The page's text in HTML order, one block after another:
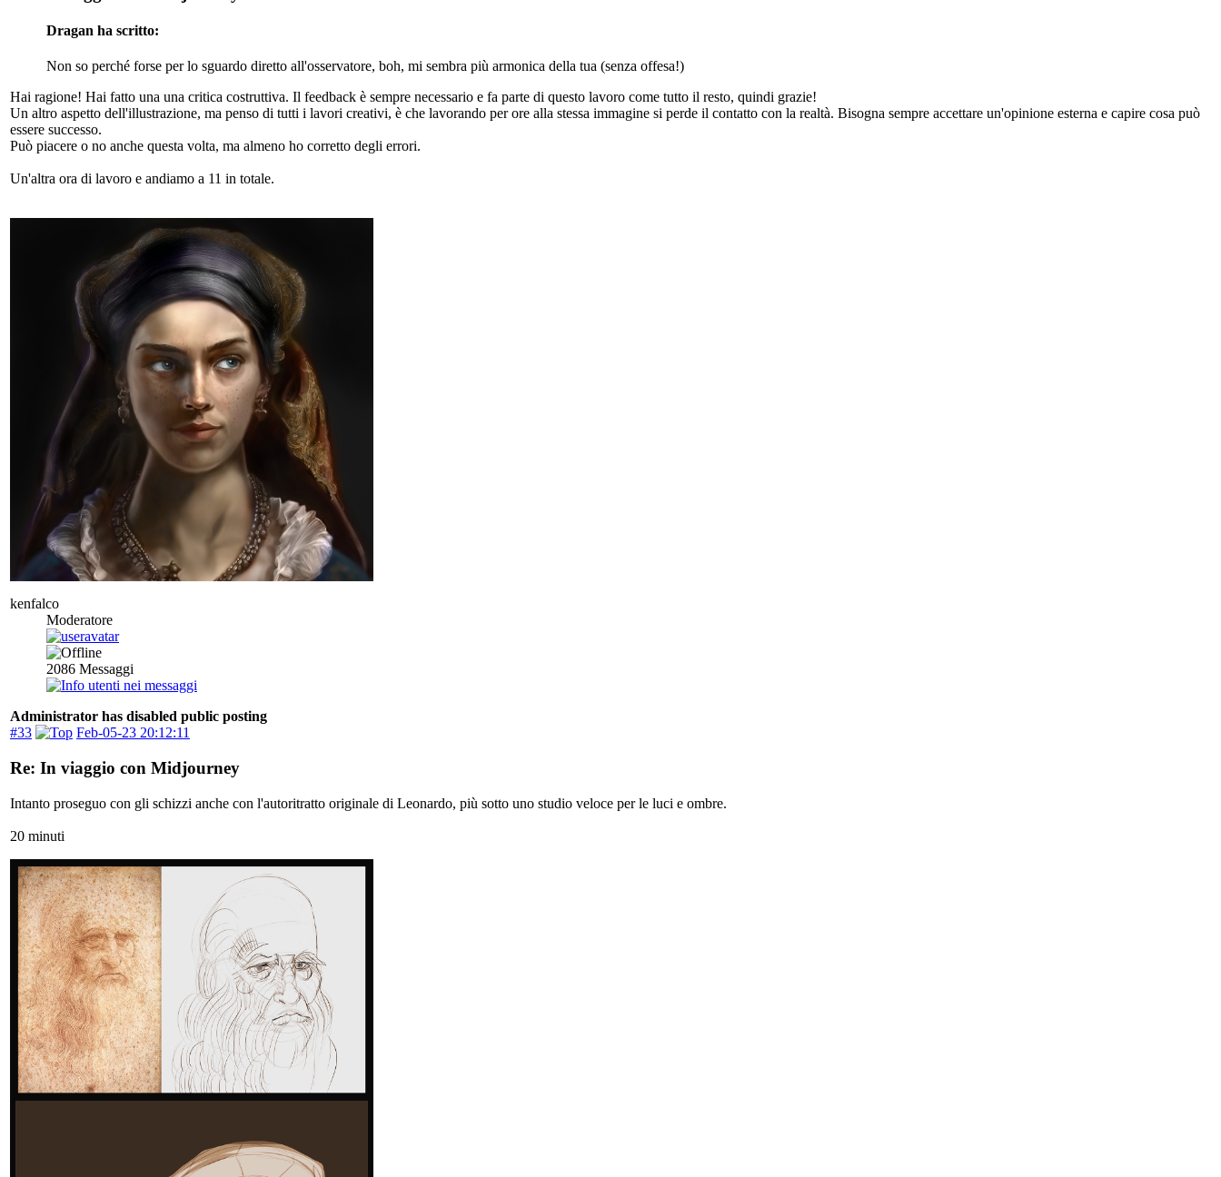
Dragan ha scritto:
Non so perché forse per lo sguardo diretto all'osservatore, boh, mi sembra più armonica della tua (senza offesa!)
Hai ragione! Hai fatto una una critica costruttiva. Il feedback è sempre necessario e fa parte di questo lavoro come tutto il resto, quindi grazie!
Un altro aspetto dell'illustrazione, ma penso di tutti i lavori creativi, è che lavorando per ore alla stessa immagine si perde il contatto con la realtà. Bisogna sempre accettare un'opinione esterna e capire cosa può
essere successo.
Può piacere o no anche questa volta, ma almeno ho corretto degli errori.
Un'altra ora di lavoro e andiamo a 11 in totale.
kenfalco
Moderatore
2086 Messaggi
Administrator has disabled public posting
#33
Feb-05-23 20:12:11
Re: In viaggio con Midjourney
Intanto proseguo con gli schizzi anche con l'autoritratto originale di Leonardo, più sotto uno studio veloce per le luci e ombre.
20 minuti